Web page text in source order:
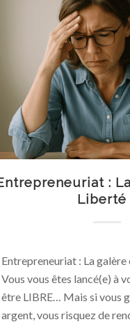
:
Liberté
Entrepreneuriat : La galère
Vous vous êtes lancé(e) à
être LIBRE… Mais si vous
argent, vous risquez de